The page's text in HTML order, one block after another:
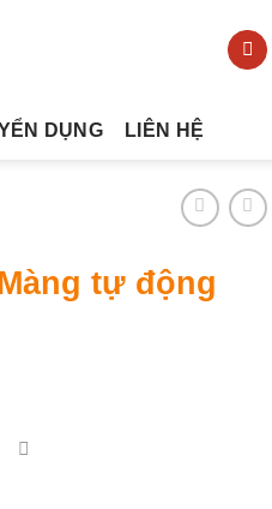
DỤNG LIÊN HỆ
tự động